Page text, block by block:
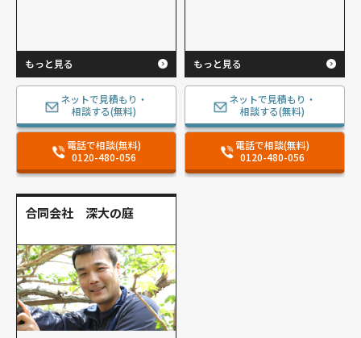
もっと見る
ネットで見積もり・
相談する(無料)
電話で相談(無料)
0120-480-056
もっと見る
ネットで見積もり・
相談する(無料)
電話で相談(無料)
0120-480-056
合同会社 深大の庭